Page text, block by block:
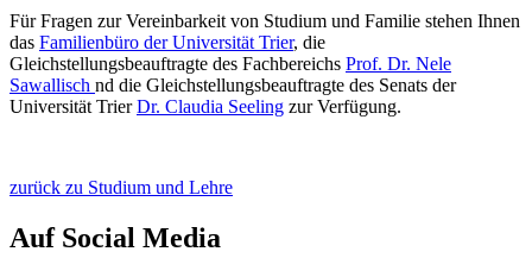
Für Fragen zur Vereinbarkeit von Studium und Familie stehen Ihnen
das Familienbüro der Universität Trier, die
Gleichstellungsbeauftragte des Fachbereichs Prof. Dr. Nele
Sawallisch nd die Gleichstellungsbeauftragte des Senats der
Universität TrierDr. Claudia Seeling zur Verfügung.
zurück zu Studium und Lehre
Auf Social Media